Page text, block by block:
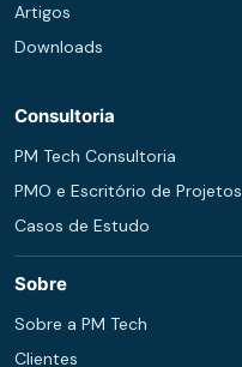
Artigos
Downloads
Consultoria
PM Tech Consultoria
PMO e Escritório de Projetos
Casos de Estudo
Sobre
Sobre a PM Tech
Clientes